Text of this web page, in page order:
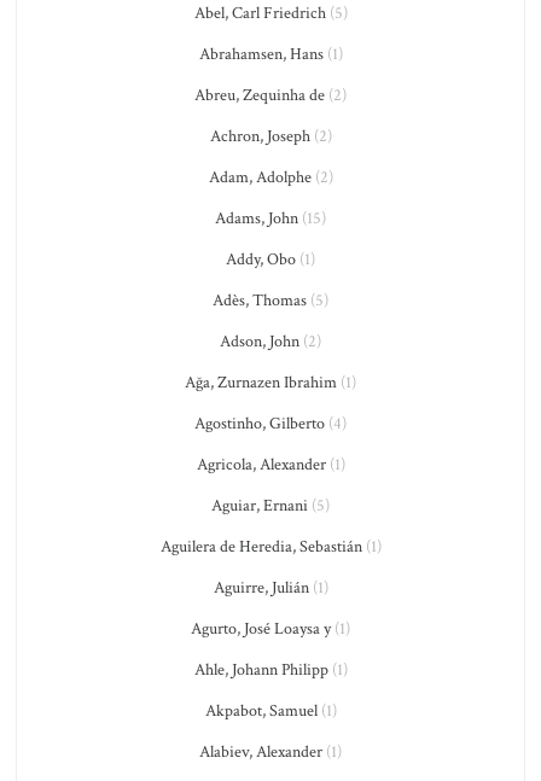
Abel, Carl Friedrich(5)
Abrahamsen, Hans(1)
Abreu, Zequinha de (2)
Achron, Joseph(2)
Adam, Adolphe(2)
Adams, John (15)
Addy, Obo (1)
Adès, Thomas (5)
Adson, John (2)
Ağa, Zurnazen Ibrahim (1)
Agostinho, Gilberto (4)
Agricola, Alexander(1)
Aguiar, Ernani (5)
Aguilera de Heredia, Sebastián(1)
Aguirre, Julián(1)
Agurto, José Loaysa y(1)
Ahle, Johann Philipp(1)
Akpabot, Samuel(1)
Alabiev, Alexander (1)